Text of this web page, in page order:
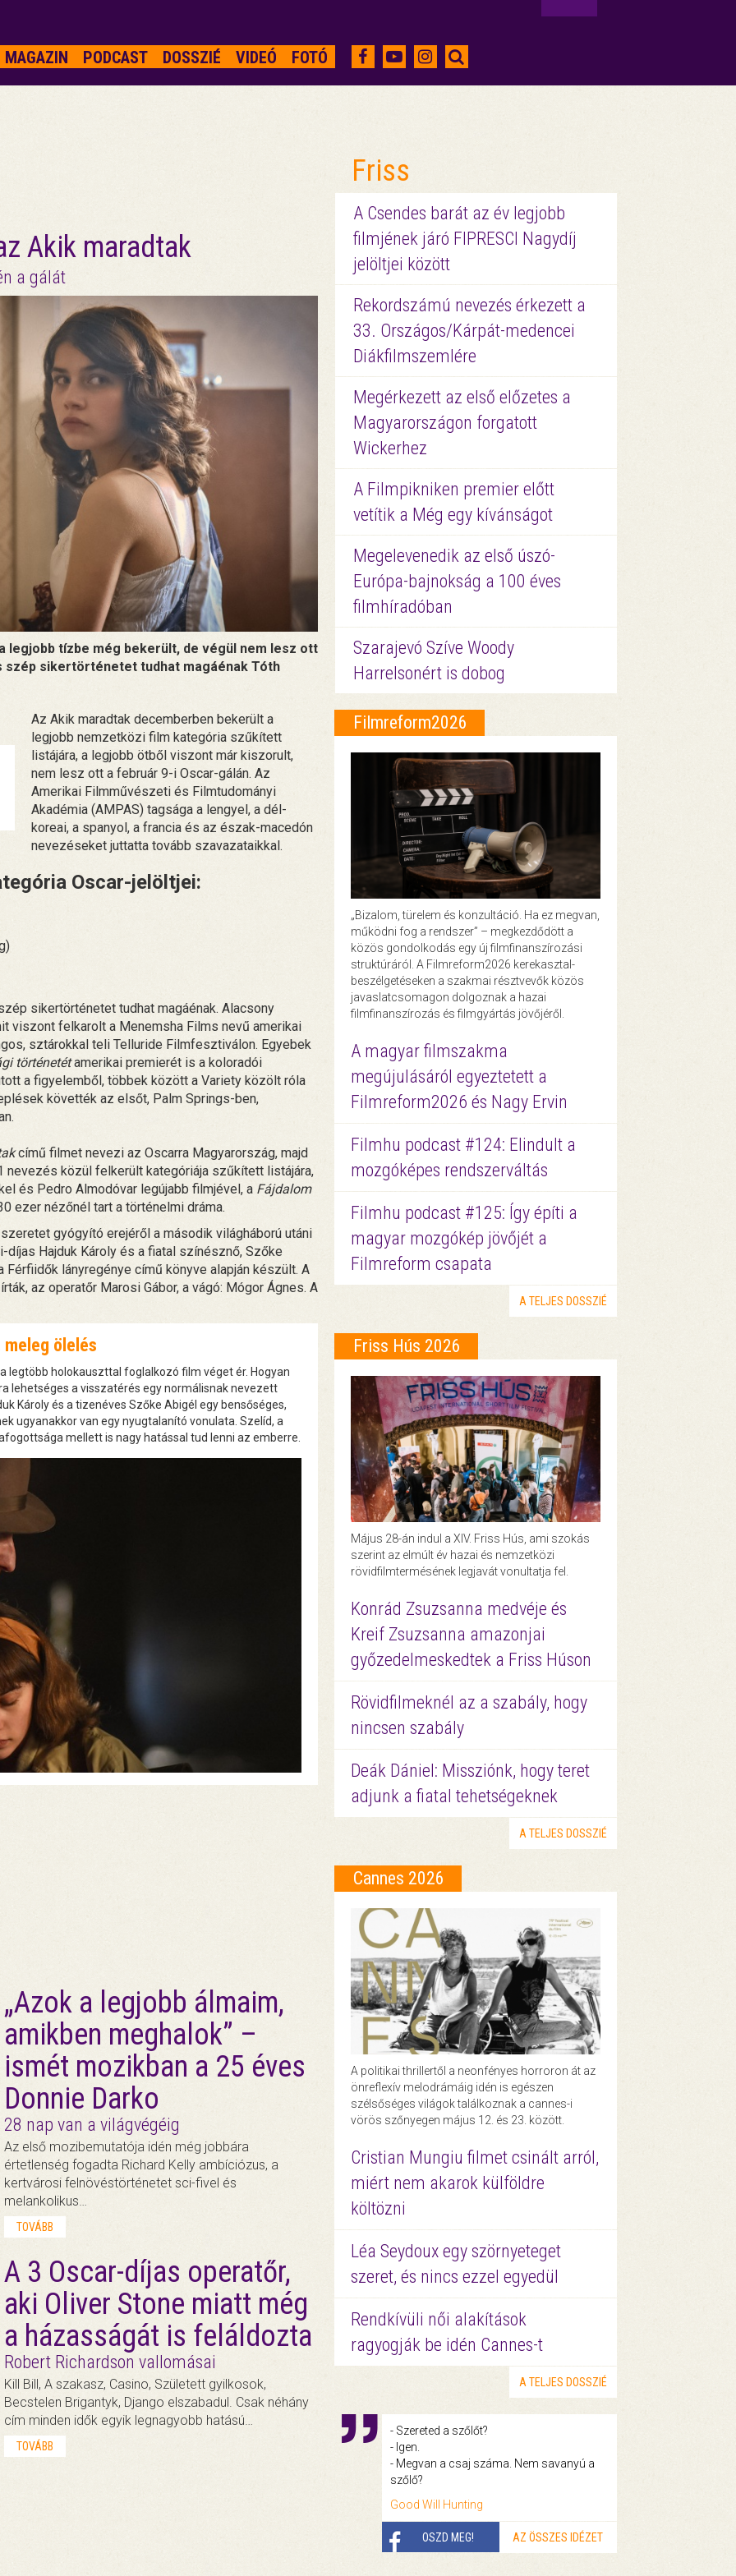
MAGAZIN PODCAST DOSSZIÉ VIDEÓ FOTÓ
Akik maradtak
a gálát
legjobb tízbe még bekerült, de végül nem lesz ott
szép sikertörténetet tudhat magáénak Tóth
Az Akik maradtak decemberben bekerült a
legjobb nemzetközi film kategória szűkített
listájára, a legjobb ötből viszont már kiszorult,
nem lesz ott a február 9-i Oscar-gálán. Az
Amerikai Filmművészeti és Filmtudományi
Akadémia (AMPAS) tagsága a lengyel, a dél-
koreai, a spanyol, a francia és az észak-macedón
nevezéseket juttatta tovább szavazataikkal.
Oscar-jelöltjei:
sikertörténetet tudhat magáénak. Alacsony
viszont felkarolt a Menemsha Films nevű amerikai
sztárokkal teli Telluride Filmfesztiválon. Egyebek
történetétamerikai premierét is a koloradói
a figyelemből, többek között a Variety közölt róla
követték az elsőt, Palm Springs-ben,
című filmet nevezi az Oscarra Magyarország, majd
nevezés közül felkerült kategóriája szűkített listájára,
és Pedro Almodóvar legújabb filmjével, a Fájdalom
ezer nézőnél tart a történelmi dráma.
gyógyító erejéről a második világháború utáni
Hajduk Károly és a fiatal színésznő, Szőke
Férfiidők lányregénye című könyve alapján készült. A
az operatőr Marosi Gábor, a vágó: Mógor Ágnes. A
ölelés
legtöbb holokauszttal foglalkozó film véget ér. Hogyan
lehetséges a visszatérés egy normálisnak nevezett
Károly és a tizenéves Szőke Abigél egy bensőséges,
ugyanakkor van egy nyugtalanító vonulata. Szelíd, a
mellett is nagy hatással tud lenni az emberre.
„Azok a legjobb álmaim,
amikben meghalok” –
ismét mozikban a 25 éves
Donnie Darko
28 nap van a világvégéig
Az első mozibemutatója idén még jobbára
értetlenség fogadta Richard Kelly ambíciózus, a
kertvárosi felnövéstörténetet sci-fivel és
melankolikus…
TOVÁBB
A 3 Oscar-díjas operatőr,
aki Oliver Stone miatt még
a házasságát is feláldozta
Robert Richardson vallomásai
Kill Bill, A szakasz, Casino, Született gyilkosok,
Becstelen Brigantyk, Django elszabadul. Csak néhány
cím minden idők egyik legnagyobb hatású…
TOVÁBB
Friss
A Csendes barát az év legjobb
filmjének járó FIPRESCI Nagydíj
jelöltjei között
Rekordszámú nevezés érkezett a
33. Országos/Kárpát-medencei
Diákfilmszemlére
Megérkezett az első előzetes a
Magyarországon forgatott
Wickerhez
A Filmpikniken premier előtt
vetítik a Még egy kívánságot
Megelevenedik az első úszó-
Európa-bajnokság a 100 éves
filmhíradóban
Szarajevó Szíve Woody
Harrelsonért is dobog
Filmreform2026
„Bizalom, türelem és konzultáció. Ha ez megvan,
működni fog a rendszer” – megkezdődött a
közös gondolkodás egy új filmfinanszírozási
struktúráról. A Filmreform2026 kerekasztal-
beszélgetéseken a szakmai résztvevők közös
javaslatcsomagon dolgoznak a hazai
filmfinanszírozás és filmgyártás jövőjéről.
A magyar filmszakma
megújulásáról egyeztetett a
Filmreform2026 és Nagy Ervin
Filmhu podcast #124: Elindult a
mozgóképes rendszerváltás
Filmhu podcast #125: Így építi a
magyar mozgókép jövőjét a
Filmreform csapata
A TELJES DOSSZIÉ
Friss Hús 2026
Május 28-án indul a XIV. Friss Hús, ami szokás
szerint az elmúlt év hazai és nemzetközi
rövidfilmtermésének legjavát vonultatja fel.
Konrád Zsuzsanna medvéje és
Kreif Zsuzsanna amazonjai
győzedelmeskedtek a Friss Húson
Rövidfilmeknél az a szabály, hogy
nincsen szabály
Deák Dániel: Missziónk, hogy teret
adjunk a fiatal tehetségeknek
A TELJES DOSSZIÉ
Cannes 2026
A politikai thrillertől a neonfényes horroron át az
önreflexív melodrámáig idén is egészen
szélsőséges világok találkoznak a cannes-i
vörös szőnyegen május 12. és 23. között.
Cristian Mungiu filmet csinált arról,
miért nem akarok külföldre
költözni
Léa Seydoux egy szörnyeteget
szeret, és nincs ezzel egyedül
Rendkívüli női alakítások
ragyogják be idén Cannes-t
A TELJES DOSSZIÉ
- Szereted a szőlőt?
- Igen.
- Megvan a csaj száma. Nem savanyú a
szőlő?
Good Will Hunting
OSZD MEG! AZ ÖSSZES IDÉZET